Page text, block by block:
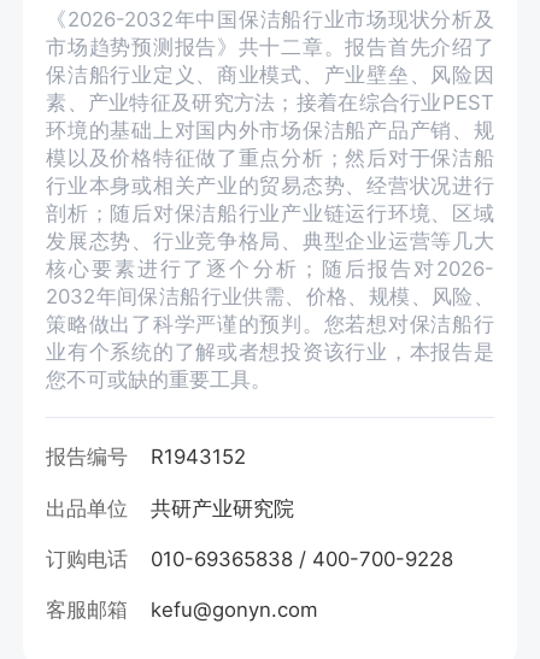
《2026-2032年中国保洁船行业市场现状分析及
市场趋势预测报告》共十二章。报告首先介绍了
保洁船行业定义、商业模式、产业壁垒、风险因
素、产业特征及研究方法；接着在综合行业PEST
环境的基础上对国内外市场保洁船产品产销、规
模以及价格特征做了重点分析；然后对于保洁船
行业本身或相关产业的贸易态势、经营状况进行
剖析；随后对保洁船行业产业链运行环境、区域
发展态势、行业竞争格局、典型企业运营等几大
核心要素进行了逐个分析；随后报告对2026-
2032年间保洁船行业供需、价格、规模、风险、
策略做出了科学严谨的预判。您若想对保洁船行
业有个系统的了解或者想投资该行业，本报告是
您不可或缺的重要工具。
报告编号 R1943152
出品单位 共研产业研究院
订购电话 010-69365838 / 400-700-9228
客服邮箱 kefu@gonyn.com